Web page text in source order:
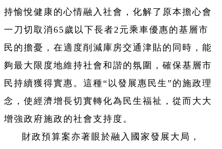
持愉悅健康的心情融入社會，化解了原本擔心會
一刀切取消65歲以下長者2元乘車優惠的基層市
民的擔憂，在適度削減庫房交通津貼的同時，能
夠最大限度地維持社會和諧的氛圍，確保基層市
民持續獲得實惠。這種“以發展惠民生”的施政理
念，使經濟增長切實轉化為民生福祉，從而大大
增強政府施政的社會支持度。
財政預算案亦著眼於融入國家發展大局，